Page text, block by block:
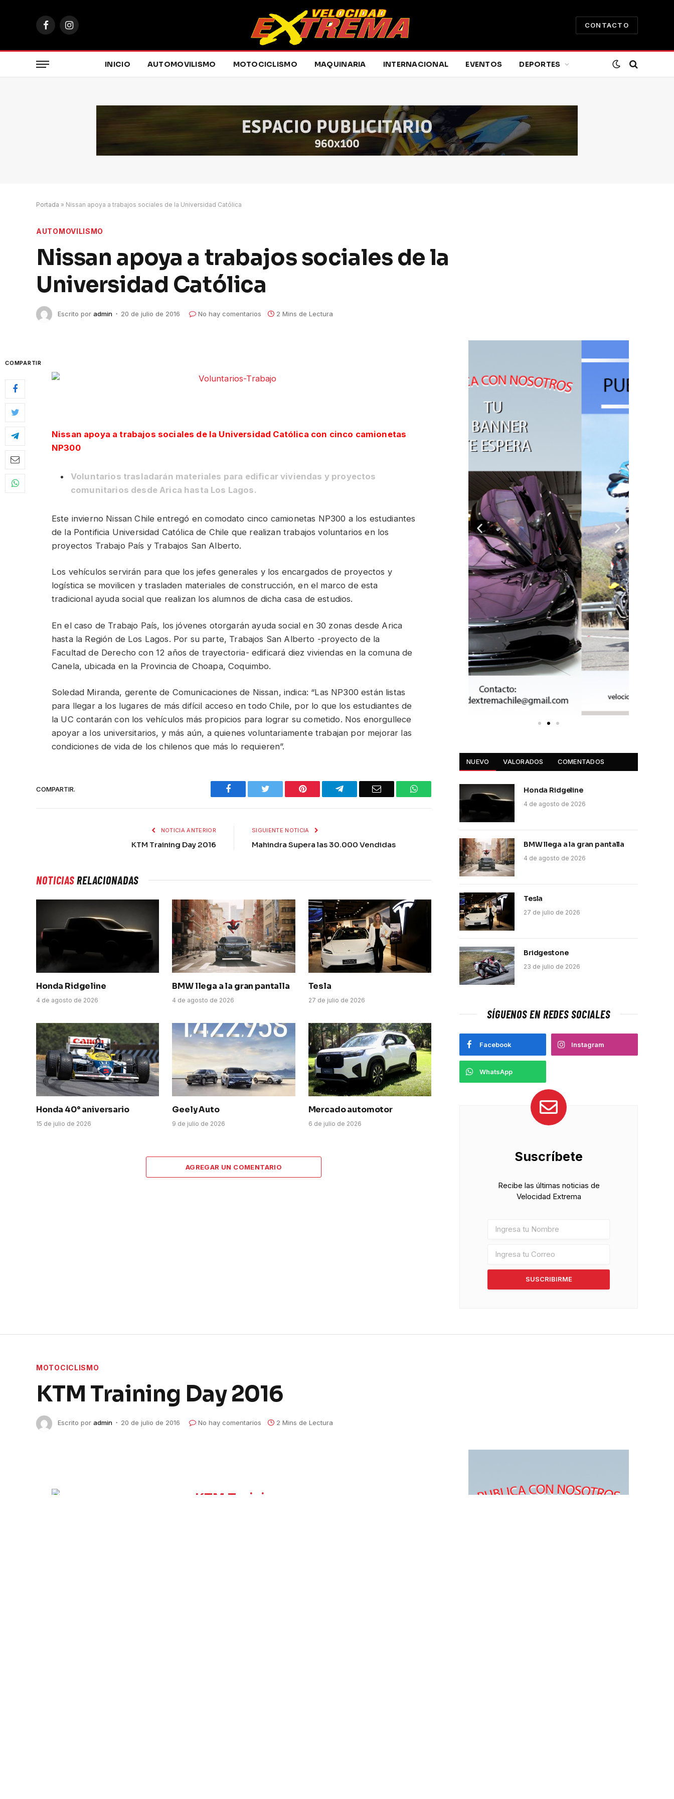
FacebookInstagram
CONTACTO
INICIO AUTOMOVILISMO MOTOCICLISMO MAQUINARIA INTERNACIONAL EVENTOS DEPORTES
Portada » Nissan apoya a trabajos sociales de la Universidad Católica
AUTOMOVILISMO
Nissan apoya a trabajos sociales de la
Universidad Católica
Escrito por admin 20 de julio de 2016 No hay comentarios 2 Mins de Lectura
COMPARTIR
Nissan apoya a trabajos sociales de la Universidad Católica con cinco camionetas
NP300
Voluntarios trasladarán materiales para edificar viviendas y proyectos
comunitarios desde Arica hasta Los Lagos.
Este invierno Nissan Chile entregó en comodato cinco camionetas NP300 a los estudiantes
de la Pontificia Universidad Católica de Chile que realizan trabajos voluntarios en los
proyectos Trabajo País y Trabajos San Alberto.
Los vehículos servirán para que los jefes generales y los encargados de proyectos y
logística se movilicen y trasladen materiales de construcción, en el marco de esta
tradicional ayuda social que realizan los alumnos de dicha casa de estudios.
En el caso de Trabajo País, los jóvenes otorgarán ayuda social en 30 zonas desde Arica
hasta la Región de Los Lagos. Por su parte, Trabajos San Alberto -proyecto de la
Facultad de Derecho con 12 años de trayectoria- edificará diez viviendas en la comuna de
Canela, ubicada en la Provincia de Choapa, Coquimbo.
Soledad Miranda, gerente de Comunicaciones de Nissan, indica: “Las NP300 están listas
para llegar a los lugares de más difícil acceso en todo Chile, por lo que los estudiantes de
la UC contarán con los vehículos más propicios para lograr su cometido. Nos enorgullece
apoyar a los universitarios, y más aún, a quienes voluntariamente trabajan por mejorar las
condiciones de vida de los chilenos que más lo requieren”.
COMPARTIR. Facebook Twitter Pinterest Telegram Email WhatsApp
NOTICIA ANTERIOR
KTM Training Day 2016
SIGUIENTE NOTICIA
Mahindra Supera las 30.000 Vendidas
NOTICIASRELACIONADAS
Honda Ridgeline
4 de agosto de 2026
BMW llega a la gran pantalla
4 de agosto de 2026
Tesla
27 de julio de 2026
Honda 40° aniversario
15 de julio de 2026
Geely Auto
9 de julio de 2026
Mercado automotor
6 de julio de 2026
AGREGAR UN COMENTARIO
NUEVO VALORADOS COMENTADOS
Honda Ridgeline
4 de agosto de 2026
BMW llega a la gran pantalla
4 de agosto de 2026
Tesla
27 de julio de 2026
Bridgestone
23 de julio de 2026
SÍGUENOS EN REDES SOCIALES
Facebook Instagram
WhatsApp
Suscríbete
Recibe las últimas noticias de
Velocidad Extrema
SUSCRIBIRME
MOTOCICLISMO
KTM Training Day 2016
Escrito por admin 20 de julio de 2016 No hay comentarios 2 Mins de Lectura